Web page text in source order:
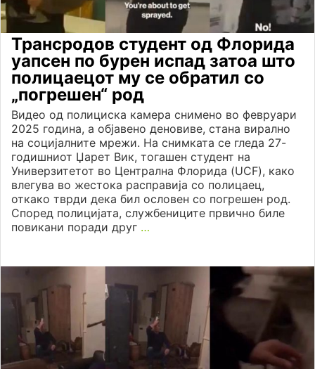
Трансродов студент од Флорида
уапсен по бурен испад затоа што
полицаецот му се обратил со
„погрешен“ род
Видео од полициска камера снимено во февруари
2025 година, а објавено деновиве, стана вирално
на социјалните мрежи. На снимката се гледа 27-
годишниот Џарет Вик, тогашен студент на
Универзитетот во Централна Флорида (UCF), како
влегува во жестока расправија со полицаец,
откако тврди дека бил ословен со погрешен род.
Според полицијата, службениците првично биле
повикани поради друг …